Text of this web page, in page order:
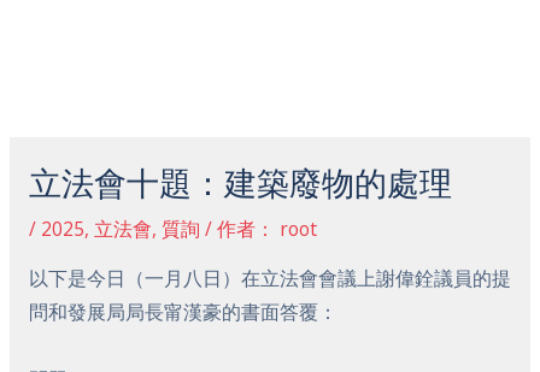
立法會十題：建築廢物的處理
/ 2025, 立法會, 質詢 / 作者： root
以下是今日（一月八日）在立法會會議上謝偉銓議員的提
問和發展局局長甯漢豪的書面答覆：